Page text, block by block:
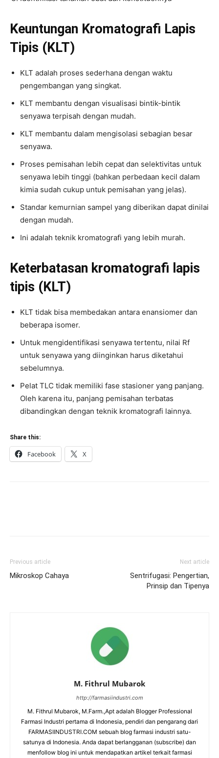
Keuntungan Kromatografi Lapis
Tipis (KLT)
KLT adalah proses sederhana dengan waktu
pengembangan yang singkat.
KLT membantu dengan visualisasi bintik-bintik
senyawa terpisah dengan mudah.
KLT membantu dalam mengisolasi sebagian besar
senyawa.
Proses pemisahan lebih cepat dan selektivitas untuk
senyawa lebih tinggi (bahkan perbedaan kecil dalam
kimia sudah cukup untuk pemisahan yang jelas).
Standar kemurnian sampel yang diberikan dapat dinilai
dengan mudah.
Ini adalah teknik kromatografi yang lebih murah.
Keterbatasan kromatografi lapis
tipis (KLT)
KLT tidak bisa membedakan antara enansiomer dan
beberapa isomer.
Untuk mengidentifikasi senyawa tertentu, nilai Rf
untuk senyawa yang diinginkan harus diketahui
sebelumnya.
Pelat TLC tidak memiliki fase stasioner yang panjang.
Oleh karena itu, panjang pemisahan terbatas
dibandingkan dengan teknik kromatografi lainnya.
Share this:
Facebook X
Previous article
Mikroskop Cahaya
Next article
Sentrifugasi: Pengertian,
Prinsip dan Tipenya
M. Fithrul Mubarok
http://farmasiindustri.com
M. Fithrul Mubarok, M.Farm.,Apt adalah Blogger Professional
Farmasi Industri pertama di Indonesia, pendiri dan pengarang dari
FARMASIINDUSTRI.COM sebuah blog farmasi industri satu-
satunya di Indonesia. Anda dapat berlangganan (subscribe) dan
menfollow blog ini untuk mendapatkan artikel terkait farmasi